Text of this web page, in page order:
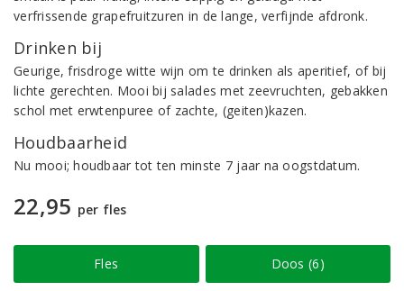
verfrissende grapefruitzuren in de lange, verfijnde afdronk.
Drinken bij
Geurige, frisdroge witte wijn om te drinken als aperitief, of bij
lichte gerechten. Mooi bij salades met zeevruchten, gebakken
schol met erwtenpuree of zachte, (geiten)kazen.
Houdbaarheid
Nu mooi; houdbaar tot ten minste 7 jaar na oogstdatum.
22,95 per fles
Fles Doos (6)